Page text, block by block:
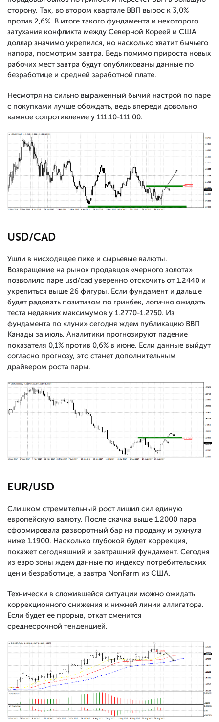
сторону. Так, во втором квартале ВВП вырос к 3,0%
против 2,6%. В итоге такого фундамента и некоторого
затухания конфликта между Северной Кореей и США
доллар значимо укрепился, но насколько хватит бычьего
напора, посмотрим завтра. Ведь помимо прироста новых
рабочих мест завтра будут опубликованы данные по
безработице и средней заработной плате.
Несмотря на сильно выраженный бычий настрой по паре
с покупками лучше обождать, ведь впереди довольно
важное сопротивление у 111.10-111.00.
USD/CAD
Ушли в нисходящее пике и сырьевые валюты.
Возвращение на рынок продавцов «черного золота»
позволило паре usd/cad уверенно отскочить от 1.2440 и
укрепиться выше 26 фигуры. Если фундамент и дальше
будет радовать позитивом по гринбек, логично ожидать
теста недавних максимумов у 1.2770-1.2750. Из
фундамента по «луни» сегодня ждем публикацию ВВП
Канады за июль. Аналитики прогнозируют падение
показателя 0,1% против 0,6% в июне. Если данные выйдут
согласно прогнозу, это станет дополнительным
драйвером роста пары.
EUR/USD
Слишком стремительный рост лишил сил единую
европейскую валюту. После скачка выше 1.2000 пара
сформировала разворотный бар на продажу и рухнула
ниже 1.1900. Насколько глубокой будет коррекция,
покажет сегодняшний и завтрашний фундамент. Сегодня
из евро зоны ждем данные по индексу потребительских
цен и безработице, а завтра NonFarm из США.
Технически в сложившейся ситуации можно ожидать
коррекционного снижения к нижней линии аллигатора.
Если будет ее прорыв, откат сменится
среднесрочной тенденцией.